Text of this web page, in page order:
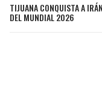
TIJUANA CONQUISTA A
DEL MUNDIAL 2026